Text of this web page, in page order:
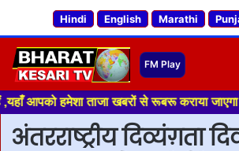
Hindi English Marathi
ताजा खबरों से रूबरू कराया जाएगा , खबर
अंतरराष्ट्रीय दिव्यंग़ता